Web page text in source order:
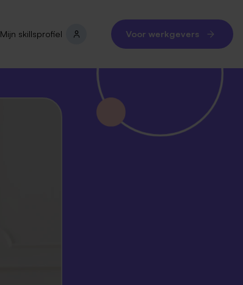
Mijn skillsprofiel Voor werkgevers